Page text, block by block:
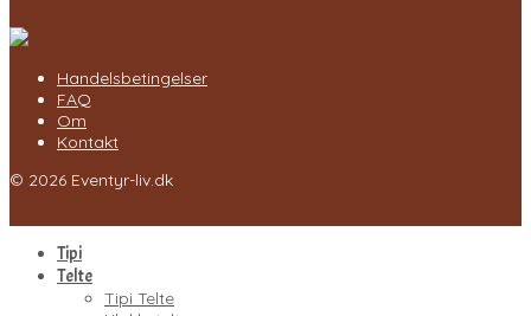
Handelsbetingelser
FAQ
Om
Kontakt
© 2026 Eventyr-liv.dk
Tipi
Telte
Tipi Telte